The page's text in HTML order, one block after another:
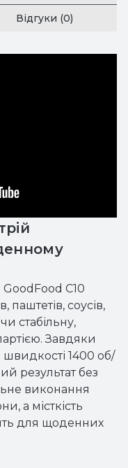
Відгуки (0)
С10
соусів,
стабільну,
Завдяки
1400 об/
результат без
виконання
а місткість
для щоденних